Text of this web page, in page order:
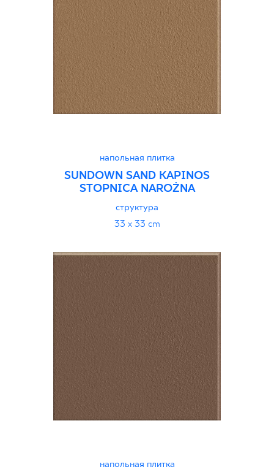
напольная плитка
SUNDOWN SAND KAPINOS
STOPNICA NAROŻNA
структура
33 x 33 cm
напольная плитка